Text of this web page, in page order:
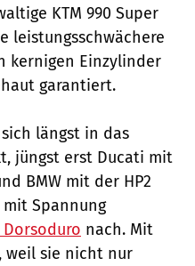
KTM 990 Super
leistungsschwächere
kernigen Einzylinder
garantiert.
längst in das
jüngst erst Ducati mit
BMW mit der HP2
Spannung
Dorsoduro nach. Mit
weil sie nicht nur